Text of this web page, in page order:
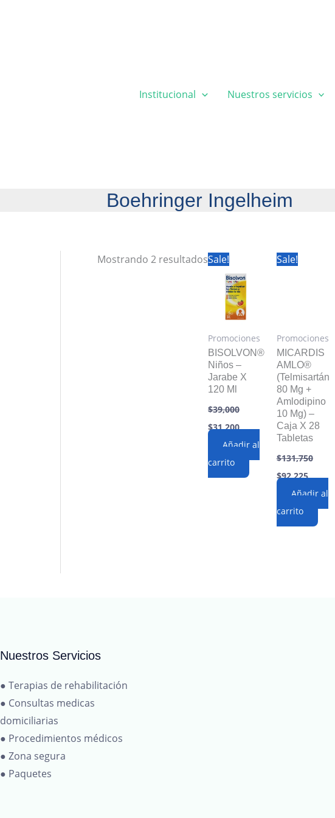
Institucional Nuestros servicios
Boehringer Ingelheim
Mostrando 2 resultadosSale!
Promociones
BISOLVON®
Niños –
Jarabe X
120 Ml
$39,000
Original
price
was:
$31,200Current
is:
Añadir al
carrito
Sale!
Promociones
MICARDIS
AMLO®
(Telmisartán
80 Mg +
Amlodipino
10 Mg) –
Caja X 28
Tabletas
$131,750
Original
price
was:
$92,225Current
is:
Añadir al
carrito
Nuestros Servicios
● Terapias de rehabilitación
● Consultas medicas
domiciliarias
● Procedimientos médicos
● Zona segura
● Paquetes